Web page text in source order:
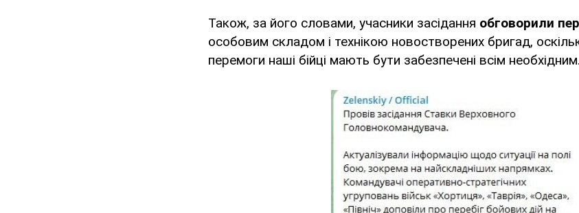
Також, за його словами, учасники засідання обговорили
особовим складом і технікою новостворених бригад,
перемоги наші бійці мають бути забезпечені всім необхідним.